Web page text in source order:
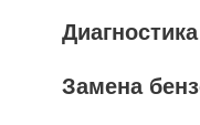
Замена